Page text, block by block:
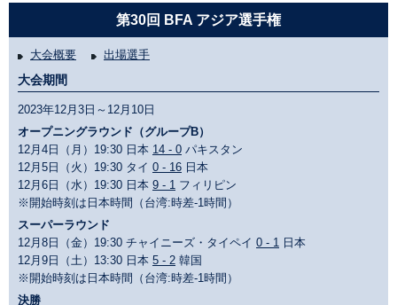
第30回 BFA アジア選手権
大会概要 出場選手
大会期間
2023年12月3日～12月10日
オープニングラウンド（グループB）
12月4日（月）19:30 日本 14 - 0 パキスタン
12月5日（火）19:30 タイ 0 - 16 日本
12月6日（水）19:30 日本 9 - 1 フィリピン
※開始時刻は日本時間（台湾:時差-1時間）
スーパーラウンド
12月8日（金）19:30 チャイニーズ・タイペイ 0 - 1 日本
12月9日（土）13:30 日本 5 - 2 韓国
※開始時刻は日本時間（台湾:時差-1時間）
決勝